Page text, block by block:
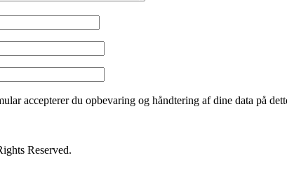
accepterer du opbevaring og håndtering af dine data på
Reserved.